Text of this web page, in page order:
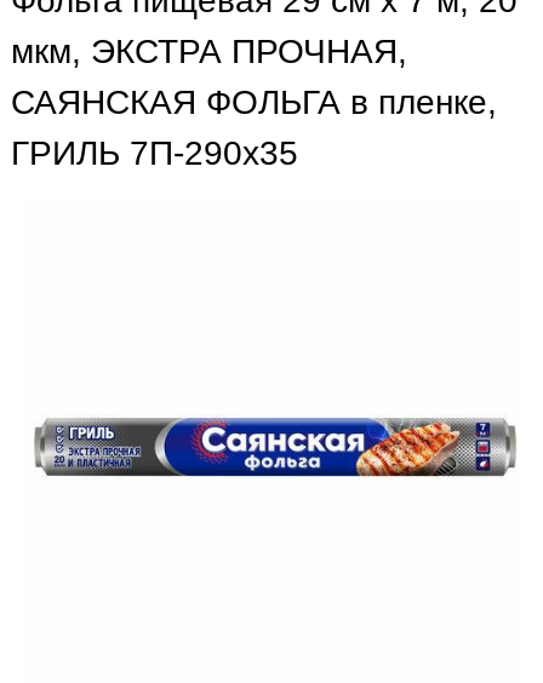
мкм, ЭКСТРА ПРОЧНАЯ,
САЯНСКАЯ ФОЛЬГА в пленке,
ГРИЛЬ 7П-290х35